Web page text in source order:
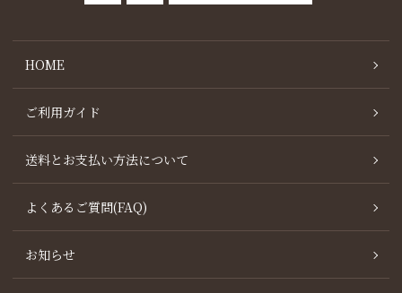
HOME
ご利用ガイド
送料とお支払い方法について
よくあるご質問(FAQ)
お知らせ